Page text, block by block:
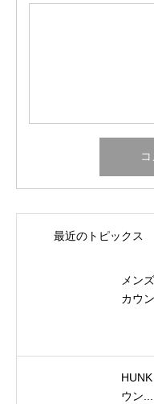
最近のトピックス
メン
カウ
ウン...